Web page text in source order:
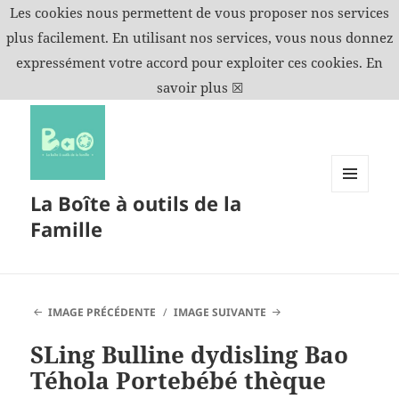
La Boîte à outils de la
Famille
IMAGE PRÉCÉDENTE IMAGE SUIVANTE
SLing Bulline dydisling Bao
Téhola Portebébé thèque
Les cookies nous permettent de vous proposer nos services
plus facilement. En utilisant nos services, vous nous donnez
expressément votre accord pour exploiter ces cookies. En
savoir plus ☒